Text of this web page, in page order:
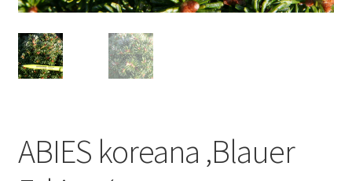
ABIES koreana ‚Blauer